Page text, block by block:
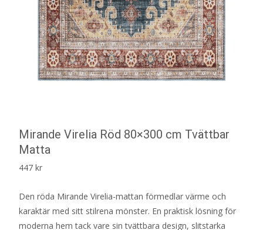
Mirande Virelia Röd 80×300 cm Tvättbar
Matta
447 kr
Den röda Mirande Virelia-mattan förmedlar värme och
karaktär med sitt stilrena mönster. En praktisk lösning för
moderna hem tack vare sin tvättbara design, slitstarka